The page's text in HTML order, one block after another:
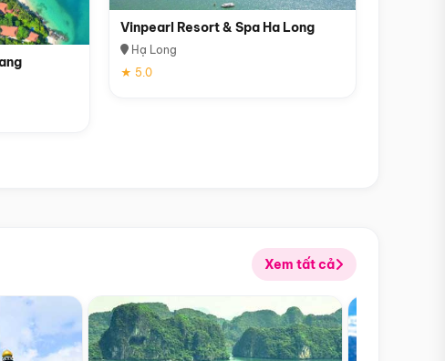
Vinpearl Resort & Spa Ha Long
Hạ Long
★ 5.0
Xem tất cả